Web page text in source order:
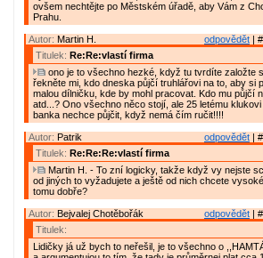
ovšem nechtějte po Městském úřadě, aby Vám z
Prahu.
odpovědět |
Autor: Martin H.
Titulek: Re:Re:vlastí firma
ono je to všechno hezké, když tu tvrdíte založte
řekněte mi, kdo dneska půjčí truhlářovi na to, aby si
malou dílničku, kde by mohl pracovat. Kdo mu půjčí
atd...? Ono všechno něco stojí, ale 25 letému
banka nechce půjčit, když nemá čím ručit!!!!
odpovědět |
Autor: Patrik
Titulek: Re:Re:Re:vlastí firma
Martin H. - To zní logicky, takže když vy nejste
od jiných to vyžadujete a ještě od nich chcete
tomu dobře?
odpovědět |
Autor: Bejvalej Chotěbořák
Titulek:
Lidičky já už bych to neřešil, je to všechno o